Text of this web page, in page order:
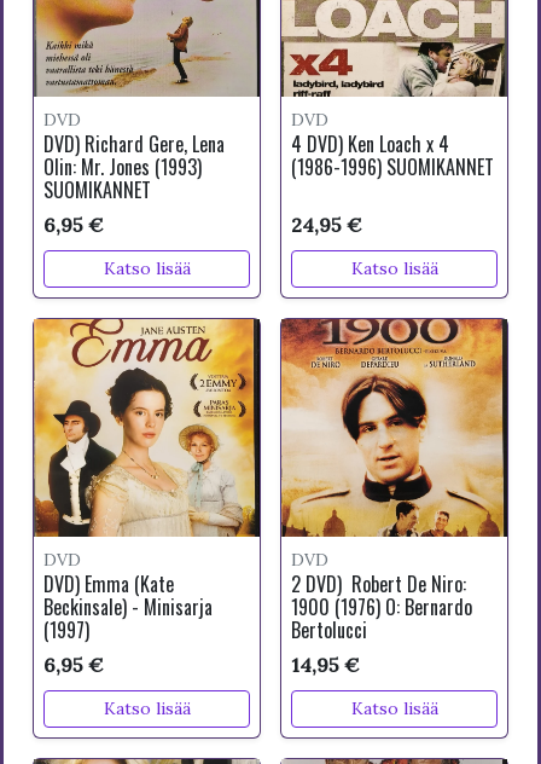
DVD
DVD) Richard Gere, Lena
Olin: Mr. Jones (1993)
SUOMIKANNET
6,95 €
Katso lisää
DVD
4 DVD) Ken Loach x 4
(1986-1996) SUOMIKANNET
24,95 €
Katso lisää
DVD
DVD) Emma (Kate
Beckinsale) - Minisarja
(1997)
6,95 €
Katso lisää
DVD
2 DVD) Robert De Niro:
1900 (1976) O: Bernardo
Bertolucci
14,95 €
Katso lisää